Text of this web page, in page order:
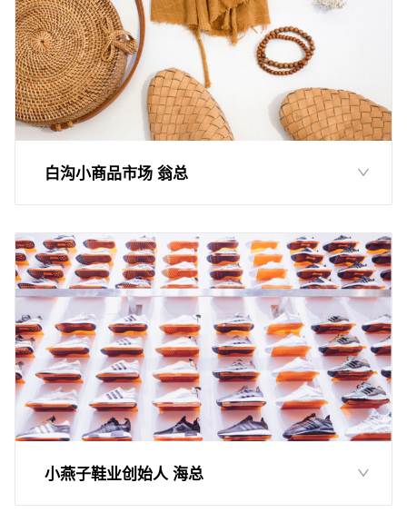
白沟小商品市场 翁总
小燕子鞋业创始人 海总